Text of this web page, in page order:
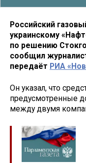
Российский
украинскому
по решению
сообщил
передаёт РИА
Он указал, что
предусмотренные
между двумя